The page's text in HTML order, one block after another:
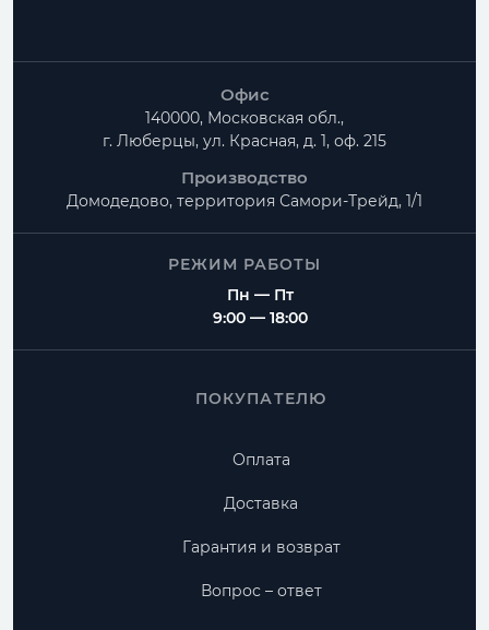
Офис
140000, Московская обл.,
г. Люберцы, ул. Красная, д. 1, оф. 215
Производство
Домодедово, территория Самори-Трейд, 1/1
РЕЖИМ РАБОТЫ
Пн — Пт
9:00 — 18:00
ПОКУПАТЕЛЮ
Оплата
Доставка
Гарантия и возврат
Вопрос – ответ